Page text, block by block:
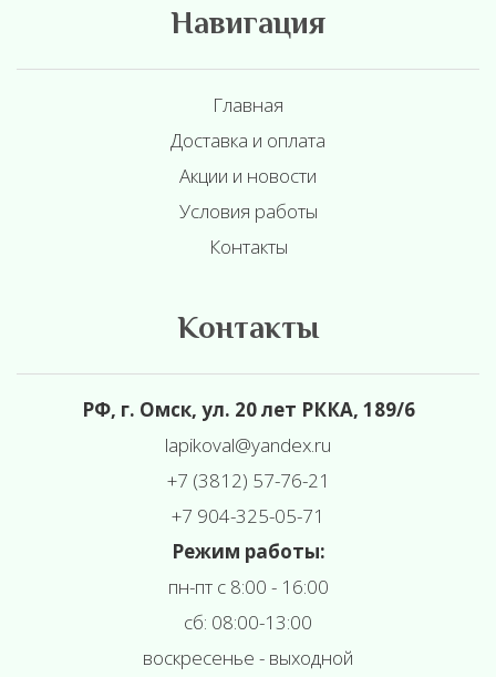
Навигация
Главная
Доставка и оплата
Акции и новости
Условия работы
Контакты
Контакты
РФ, г. Омск, ул. 20 лет РККА, 189/6
lapikoval@yandex.ru
+7 (3812) 57-76-21
+7 904-325-05-71
Режим работы:
пн-пт с 8:00 - 16:00
сб: 08:00-13:00
воскресенье - выходной